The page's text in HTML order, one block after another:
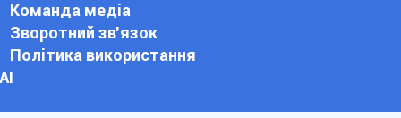
Команда медіа
Зворотний зв'язок
Політика використання
АІ